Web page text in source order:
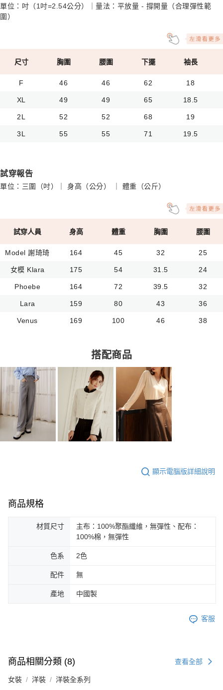
單位：吋（1吋=2.54公分）｜量法：平放量 - 撐開量（合理彈性範
圍）
尺寸 胸圍 腰圍 下擺 袖長
F 46 46 62 18
XL 49 49 65 18.5
2L 52 52 68 19
3L 55 55 71 19.5
試穿報告
單位：三圍（吋）｜ 身高（公分） ｜ 體重（公斤）
試穿人員 身高 體重 胸圍 腰圍
Model 謝琦琦 164 45 32 25
女模 Klara 175 54 31.5 24
Phoebe 164 72 39.5 32
Lara 159 80 43 36
Venus 169 100 46 38
搭配商品
顯示電腦版詳細說明
商品規格
材質尺寸
主布：100%聚酯纖維，無彈性、配布：
100%棉，無彈性
色系 2色
配件 無
產地 中國製
客服
商品相關分類 (8) 查看全部
女裝 洋裝 洋裝全系列